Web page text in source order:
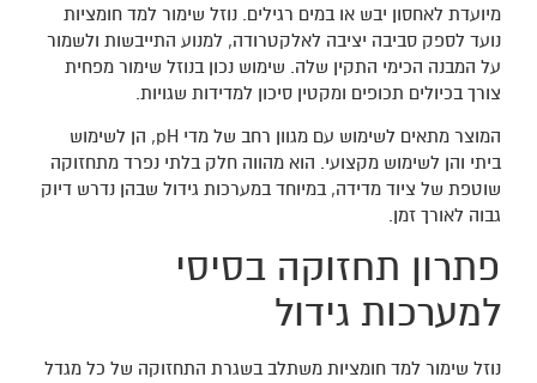
מיועדת לאחסון יבש או במים רגילים. נוזל שימור למד חומציות
נועד לספק סביבה יציבה לאלקטרודה, למנוע התייבשות ולשמור
על המבנה הכימי התקין שלה. שימוש נכון בנוזל שימור מפחית
צורך בכיולים תכופים ומקטין סיכון למדידות שגויות.
המוצר מתאים לשימוש עם מגוון רחב של מדי pH, הן לשימוש
ביתי והן לשימוש מקצועי. הוא מהווה חלק בלתי נפרד מתחזוקה
שוטפת של ציוד מדידה, במיוחד במערכות גידול שבהן נדרש דיוק
גבוה לאורך זמן.
פתרון תחזוקה בסיסי
למערכות גידול
נוזל שימור למד חומציות משתלב בשגרת התחזוקה של כל מגדל